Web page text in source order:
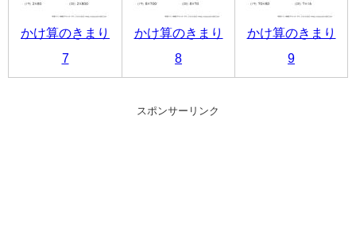
かけ算のきまり
7
かけ算のきまり
8
かけ算のきまり
9
スポンサーリンク